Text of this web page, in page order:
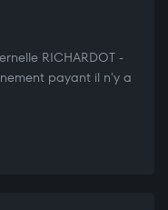
RICHARDOT -
payant il n'y a